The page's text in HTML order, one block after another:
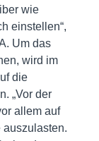
wie
einstellen“,
Um das
wird im
die
„Vor der
allem auf
auszulasten.